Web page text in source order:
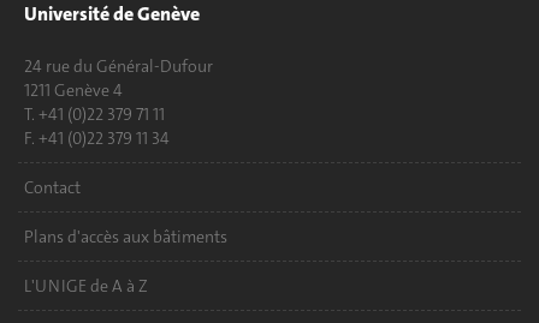
Université de Genève
24 rue du Général-Dufour
1211 Genève 4
T. +41 (0)22 379 71 11
F. +41 (0)22 379 11 34
Contact
Plans d'accès aux bâtiments
L'UNIGE de A à Z